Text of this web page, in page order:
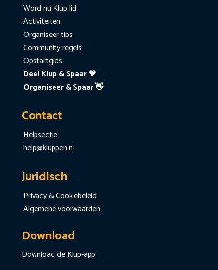
Word nu Klup lid
Activiteiten
Organiseer tips
Community regels
Opstartgids
Deel Klup & Spaar 💙
Organiseer & Spaar 👋
Contact
Helpsectie
help@kluppen.nl
Juridisch
Privacy & Cookiebeleid
Algemene voorwaarden
Download
Download de Klup-app